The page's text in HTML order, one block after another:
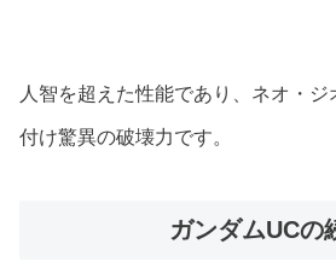
人智を超えた性能であり、ネオ・
付け驚異の破壊力です。
ガンダムUCの